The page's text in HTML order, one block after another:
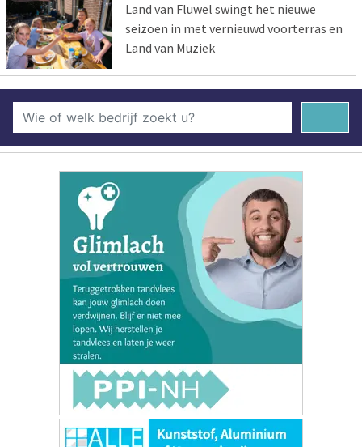
Land van Fluwel swingt het nieuwe
seizoen in met vernieuwd voorterras en
Land van Muziek